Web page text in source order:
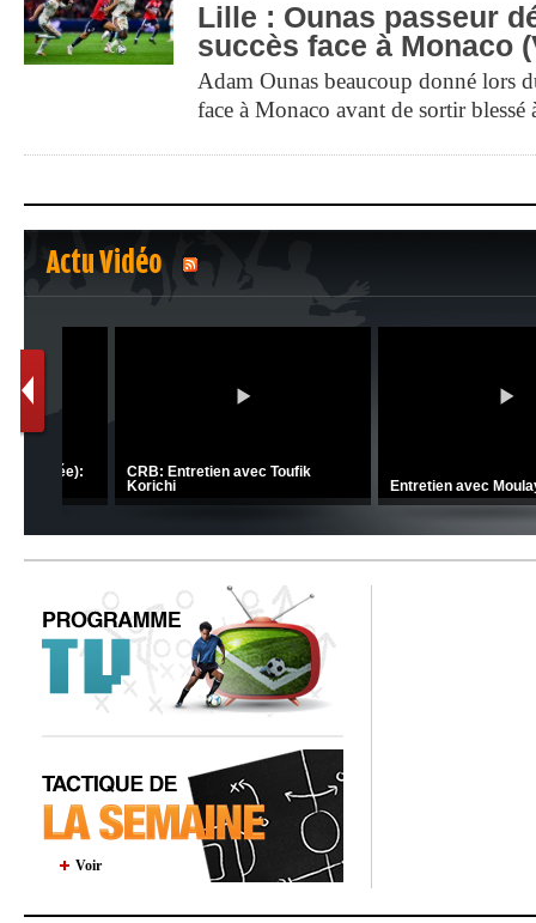
Lille : Ounas passeur
succès face à Monaco
Adam Ounas beaucoup donné lors
face à Monaco avant de sortir
Actu Vidéo
1 2
Ligue 1 Mobilis (23ème journée):
MCO 5 – USB 0
Voir